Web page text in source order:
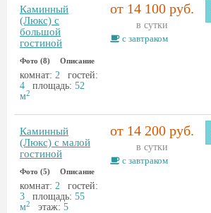
Каминный
(Люкс) с
большой
гостиной
Фото (8) Описание
комнат: 2
гостей:
4
площадь: 52
м2
от 14 100 руб.
в сутки
с завтраком
Каминный
(Люкс) с малой
гостиной
Фото (5) Описание
комнат: 2
гостей:
3
площадь: 55
м2 этаж: 5
от 14 200 руб.
в сутки
с завтраком